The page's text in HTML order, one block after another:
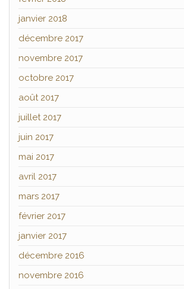
janvier 2018
décembre 2017
novembre 2017
octobre 2017
août 2017
juillet 2017
juin 2017
mai 2017
avril 2017
mars 2017
février 2017
janvier 2017
décembre 2016
novembre 2016